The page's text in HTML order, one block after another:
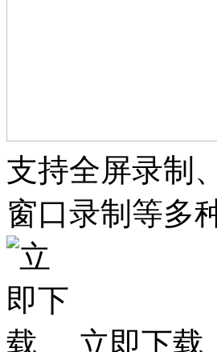
支持全屏录制
窗口录制等多
立即下载